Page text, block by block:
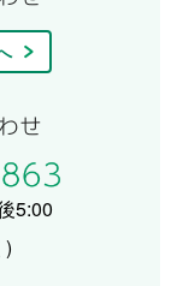
5:00
)